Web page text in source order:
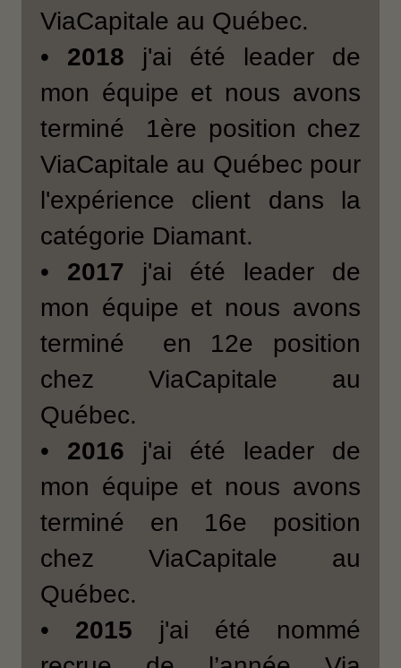
ViaCapitale au Québec.
• 2018 j'ai été leader de
mon équipe et nous avons
terminé 1ère position chez
ViaCapitale au Québec pour
l'expérience client dans la
catégorie Diamant.
• 2017 j'ai été leader de
mon équipe et nous avons
terminé en 12e position
chez ViaCapitale au
Québec.
• 2016 j'ai été leader de
mon équipe et nous avons
terminé en 16e position
chez ViaCapitale au
Québec.
• 2015 j'ai été nommé